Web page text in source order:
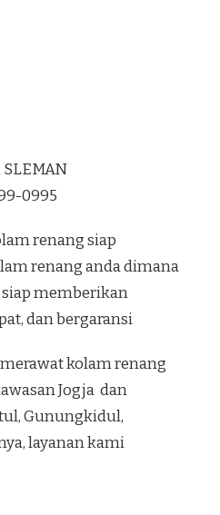
SLEMAN
0995
renang siap
renang anda dimana
siap memberikan
dan bergaransi
kolam renang
Jogja dan
Gunungkidul,
layanan kami